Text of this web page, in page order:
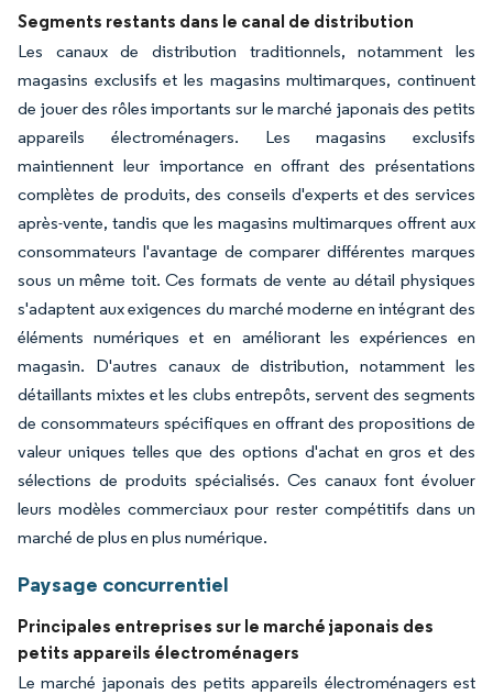
Segments restants dans le canal de distribution
Les canaux de distribution traditionnels, notamment les
magasins exclusifs et les magasins multimarques, continuent
de jouer des rôles importants sur le marché japonais des petits
appareils électroménagers. Les magasins exclusifs
maintiennent leur importance en offrant des présentations
complètes de produits, des conseils d'experts et des services
après-vente, tandis que les magasins multimarques offrent aux
consommateurs l'avantage de comparer différentes marques
sous un même toit. Ces formats de vente au détail physiques
s'adaptent aux exigences du marché moderne en intégrant des
éléments numériques et en améliorant les expériences en
magasin. D'autres canaux de distribution, notamment les
détaillants mixtes et les clubs entrepôts, servent des segments
de consommateurs spécifiques en offrant des propositions de
valeur uniques telles que des options d'achat en gros et des
sélections de produits spécialisés. Ces canaux font évoluer
leurs modèles commerciaux pour rester compétitifs dans un
marché de plus en plus numérique.
Paysage concurrentiel
Principales entreprises sur le marché japonais des
petits appareils électroménagers
Le marché japonais des petits appareils électroménagers est